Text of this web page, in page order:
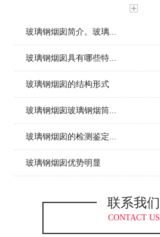
玻璃钢烟囱简介。玻璃...
玻璃钢烟囱具有哪些特...
玻璃钢烟囱的结构形式
玻璃钢烟囱玻璃钢烟筒...
玻璃钢烟囱的检测鉴定...
玻璃钢烟囱优势明显
联系我们
CONTACT US